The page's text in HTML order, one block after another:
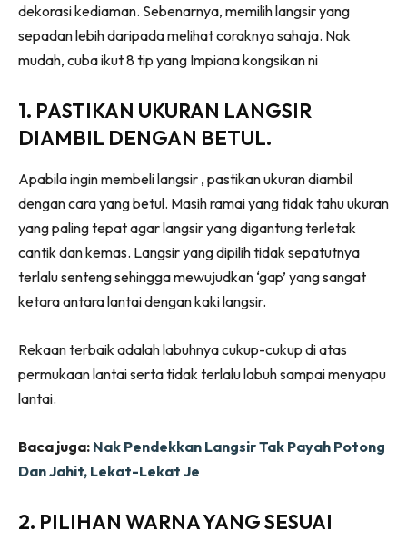
Destinasi
Hotel
High Rise
Landed
Video
Beli Di Mana
Buat Sendiri
Ilham Impiana
Ilham Impiana 360
Ilham Impiana Inspirasi Selebriti
Casa Impiana
Impiana MakeOver
dekorasi kediaman. Sebenarnya, memilih langsir yang
sepadan lebih daripada melihat coraknya sahaja. Nak
mudah, cuba ikut 8 tip yang Impiana kongsikan ni
1. PASTIKAN UKURAN LANGSIR
DIAMBIL DENGAN BETUL.
Apabila ingin membeli langsir , pastikan ukuran diambil
dengan cara yang betul. Masih ramai yang tidak tahu ukuran
yang paling tepat agar langsir yang digantung terletak
cantik dan kemas. Langsir yang dipilih tidak sepatutnya
terlalu senteng sehingga mewujudkan ‘gap’ yang sangat
ketara antara lantai dengan kaki langsir.
Rekaan terbaik adalah labuhnya cukup-cukup di atas
permukaan lantai serta tidak terlalu labuh sampai menyapu
lantai.
Baca juga: Nak Pendekkan Langsir Tak Payah Potong
Dan Jahit, Lekat-Lekat Je
2. PILIHAN WARNA YANG SESUAI